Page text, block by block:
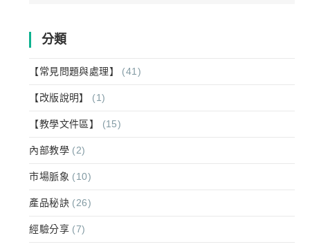
分類
【常見問題與處理】 (41)
【改版說明】 (1)
【教學文件區】 (15)
內部教學 (2)
市場脈象 (10)
產品秘訣 (26)
經驗分享 (7)